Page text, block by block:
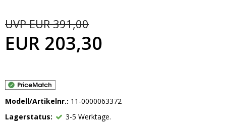
EUR 203,30
UVP EUR 391,00
Modell/Artikelnr.: 11-0000063372
Lagerstatus:
3-5 Werktage.